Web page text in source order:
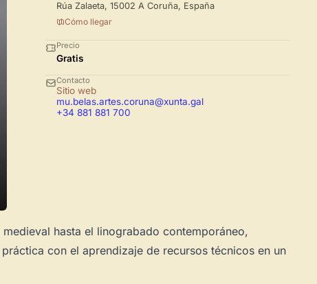
Rúa Zalaeta, 15002 A Coruña, España
Cómo llegar
Precio
Gratis
Contacto
Sitio web
mu.belas.artes.coruna@xunta.gal
+34 881 881 700
hasta el linograbado contemporáneo,
con el aprendizaje de recursos técnicos en un